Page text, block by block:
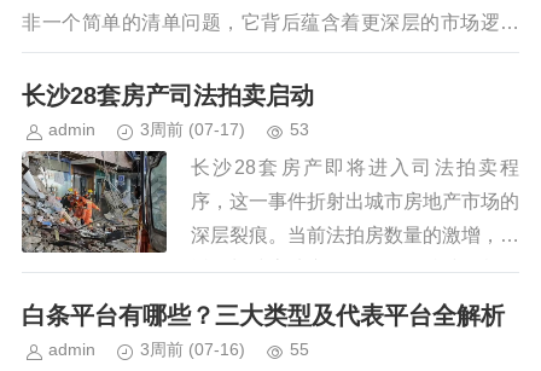
非一个简单的清单问题，它背后蕴含着更深层的市场逻辑
和消费者行为趋势。 首先，需要明确的是，目前...
长沙28套房产司法拍卖启动
admin 3周前 (07-17) 53
长沙28套房产即将进入司法拍卖程
序，这一事件折射出城市房地产市场的
深层裂痕。当前法拍房数量的激增，与
近年长沙房地产调控政策的持续收紧形
成微妙共振。限购限贷政策虽有效遏制
白条平台有哪些？三大类型及代表平台全解析
admin 3周前 (07-16) 55